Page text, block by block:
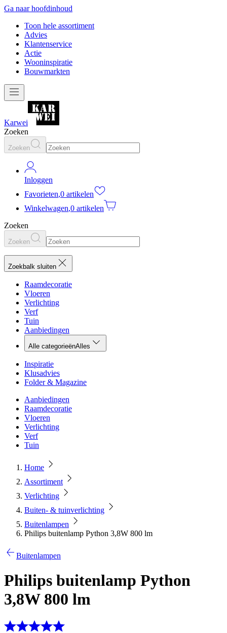
Ga naar hoofdinhoud
Toon hele assortiment
Advies
Klantenservice
Actie
Wooninspiratie
Bouwmarkten
Karwei
Zoeken
Zoeken
Inloggen
Favorieten,0 artikelen
Winkelwagen,0 artikelen
Zoeken
Zoeken
Zoekbalk sluiten
Raamdecoratie
Vloeren
Verlichting
Verf
Tuin
Aanbiedingen
Alle categorieënAlles
Inspiratie
Klusadvies
Folder & Magazine
Aanbiedingen
Raamdecoratie
Vloeren
Verlichting
Verf
Tuin
Home
Assortiment
Verlichting
Buiten- & tuinverlichting
Buitenlampen
Philips buitenlamp Python 3,8W 800 lm
Buitenlampen
Philips buitenlamp Python
3,8W 800 lm